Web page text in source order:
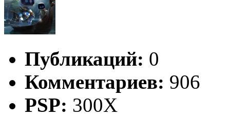
Публикаций: 0
Комментариев: 906
PSP: 300X